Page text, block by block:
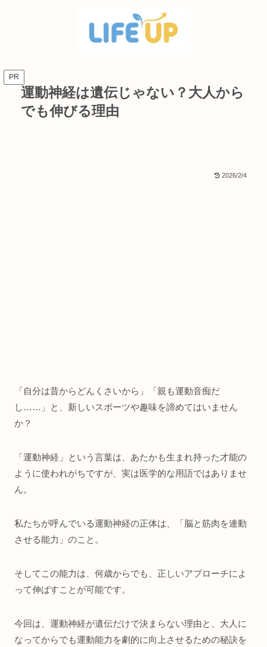
PR
運動神経は遺伝じゃない？大人から
でも伸びる理由
2026/2/4
「自分は昔からどんくさいから」「親も運動音痴だ
し……」と、新しいスポーツや趣味を諦めてはいません
か？
「運動神経」という言葉は、あたかも生まれ持った才能の
ように使われがちですが、実は医学的な用語ではありませ
ん。
私たちが呼んでいる運動神経の正体は、「脳と筋肉を連動
させる能力」のこと。
そしてこの能力は、何歳からでも、正しいアプローチによ
って伸ばすことが可能です。
今回は、運動神経が遺伝だけで決まらない理由と、大人に
なってからでも運動能力を劇的に向上させるための秘訣を